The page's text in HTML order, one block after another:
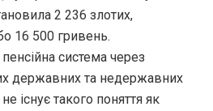
2 236 злотих,
16 500 гривень.
система через
державних та недержавних
існує такого поняття як